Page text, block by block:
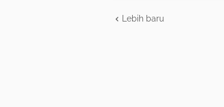
Lebih baru